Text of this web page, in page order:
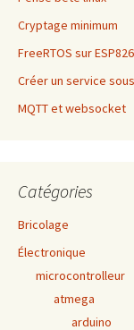
Cryptage minimum
FreeRTOS sur
Créer un service
MQTT et websocket
Catégories
Bricolage
Électronique
microcontrolleur
atmega
arduino